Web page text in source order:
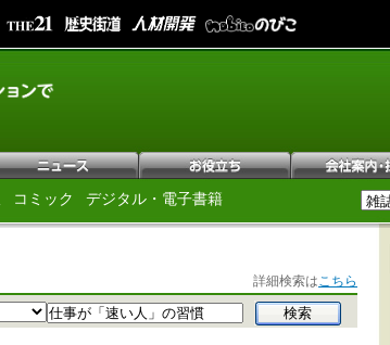
コミック デジタル・電子書籍
詳細検索はこちら